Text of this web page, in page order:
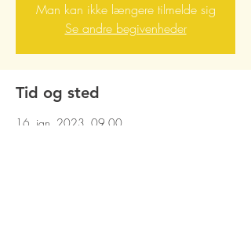
Man kan ikke længere tilmelde sig
Se andre begivenheder
Tid og sted
16. jan. 2023, 09.00